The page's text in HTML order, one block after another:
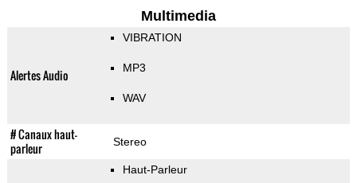
Multimedia
Alertes Audio
VIBRATION
MP3
WAV
# Canaux haut-
parleur
Stereo
Haut-Parleur